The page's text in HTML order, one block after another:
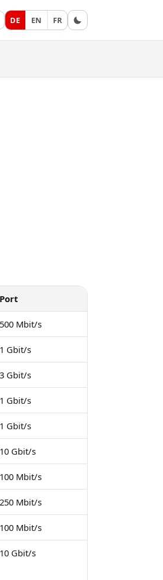
DE EN FR Farbschema umschalten
Port
500 Mbit/s
1 Gbit/s
3 Gbit/s
1 Gbit/s
1 Gbit/s
10 Gbit/s
100 Mbit/s
250 Mbit/s
100 Mbit/s
10 Gbit/s